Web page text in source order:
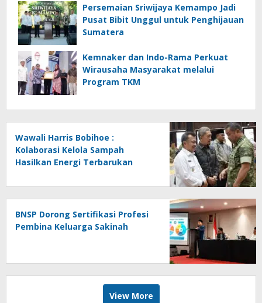
Persemaian Sriwijaya Kemampo Jadi
Pusat Bibit Unggul untuk Penghijauan
Sumatera
Kemnaker dan Indo-Rama Perkuat
Wirausaha Masyarakat melalui
Program TKM
Wawali Harris Bobihoe :
Kolaborasi Kelola Sampah
Hasilkan Energi Terbarukan
BNSP Dorong Sertifikasi Profesi
Pembina Keluarga Sakinah
View More